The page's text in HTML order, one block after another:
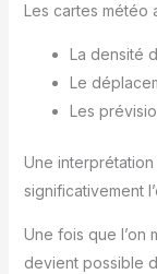
Les cartes météo
La densité
Le
Les
Une
significativement
Une fois que l’on
devient possible